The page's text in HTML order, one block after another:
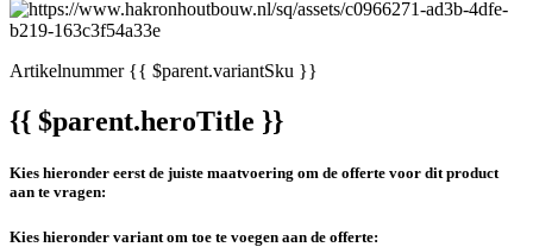
Artikelnummer{{ $parent.variantSku }}
{{ $parent.heroTitle }}
Kies hieronder eerst de juiste maatvoering om de offerte voor dit product
aan te vragen:
Kies hieronder variant om toe te voegen aan de offerte: